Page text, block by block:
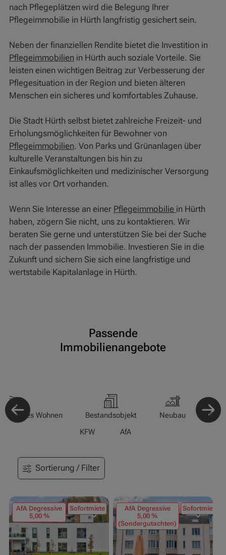
nach Pflegeplätzen wird die Belegung Ihrer
Pflegeimmobilie in Hürth langfristig gesichert sein.
Neben der finanziellen Rendite bietet die Investition in
Pflegeimmobilien in Hürth auch soziale Vorteile. Sie
leisten einen wichtigen Beitrag zur Verbesserung der
Pflegesituation in der Region und bieten älteren
Menschen ein sicheres und komfortables Zuhause.
Die Stadt Hürth selbst bietet zahlreiche Freizeit- und
Erholungsmöglichkeiten für Bewohner von
Pflegeimmobilien. Von Parks und Grünanlagen über
kulturelle Veranstaltungen bis hin zu
Einkaufsmöglichkeiten und medizinischer Versorgung
ist alles vor Ort vorhanden.
Wenn Sie Interesse an einer Pflegeimmobilie in Hürth
haben, zögern Sie nicht, uns zu kontaktieren. Wir
beraten Sie gerne und unterstützen Sie bei der Suche
nach der passenden Immobilie. Investieren Sie in die
Zukunft und sichern Sie sich eine langfristige und
wertstabile Kapitalanlage in Hürth.
Passende
Immobilienangebote
Wohnen Bestandsobjekt Neubau
KFW
AfA
Sortierung / Filter
AfA Degressive
5,00 %
Sofortmiete
AfA Degressive
5,00 %
(Sondergutachten)
Sofortmiete